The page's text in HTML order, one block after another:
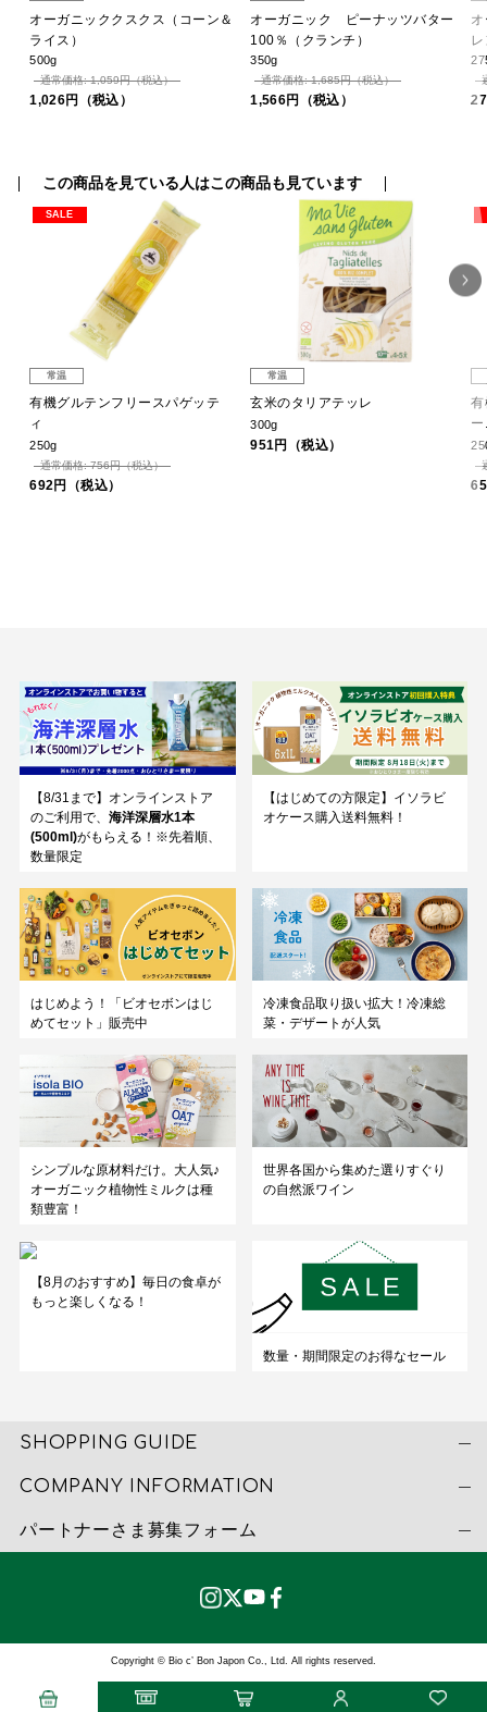
オーガニッククスクス（コーン＆
ライス）
500g
通常価格: 1,059円（税込）
1,026円（税込）
オーガニック ピーナッツバター
100％（クランチ）
350g
通常価格: 1,685円（税込）
1,566円（税込）
この商品を見ている人はこの商品も見ています
SALE
常温
有機グルテンフリースパゲッテ
ィ
250g
通常価格: 756円（税込）
692円（税込）
常温
玄米のタリアテッレ
300g
951円（税込）
【8/31まで】オンラインストア
のご利用で、 海洋深層水1本
(500ml)がもらえる！※先着順、
数量限定
【はじめての方限定】イソラビ
オケース購入送料無料！
はじめよう！「ビオセボンはじ
めてセット」販売中
冷凍食品取り扱い拡大！冷凍総
菜・デザートが人気
シンプルな原材料だけ。大人気♪
オーガニック植物性ミルクは種
類豊富！
世界各国から集めた選りすぐり
の自然派ワイン
【8月のおすすめ】毎日の食卓が
もっと楽しくなる！
数量・期間限定のお得なセール
SHOPPING GUIDE
COMPANY INFORMATION
パートナーさま募集フォーム
Copyright © Bio c’ Bon Japon Co., Ltd. All rights reserved.